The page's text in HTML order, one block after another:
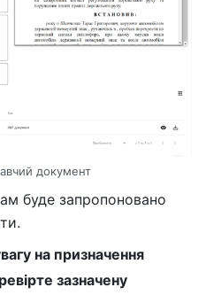
документ
буде запропоновано
на призначення
зазначену